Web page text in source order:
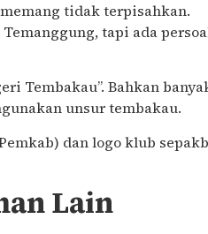
tidak terpisahkan.
tapi ada
Tembakau”. Bahkan
unsur tembakau.
dan logo klub
Lain